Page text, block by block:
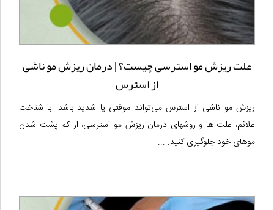
علت ریزش مو استرسی چیست؟ | درمان ریزش مو ناشی
از استرس
ریزش مو ناشی از استرس می‌تواند موقتی یا شدید باشد. با شناخت
علائم، علت ها و روشهای درمان ریزش مو استرسی، از کم پشت شدن
موهای خود جلوگیری کنید. ...